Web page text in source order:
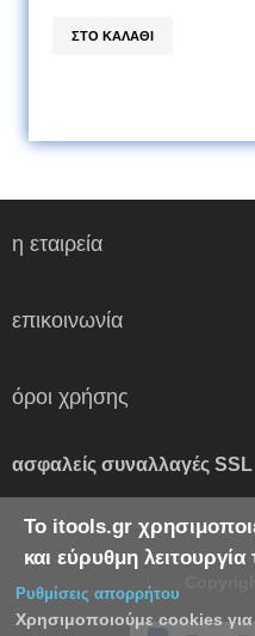
Το itools.gr
και εύρυθμη λειτουργία
Ρυθμίσεις απορρήτου
Χρησιμοποιούμε cookies
η εταιρεία
επικοινωνία
όροι χρήσης
ασφαλείς συναλλαγές SSL
Copyright